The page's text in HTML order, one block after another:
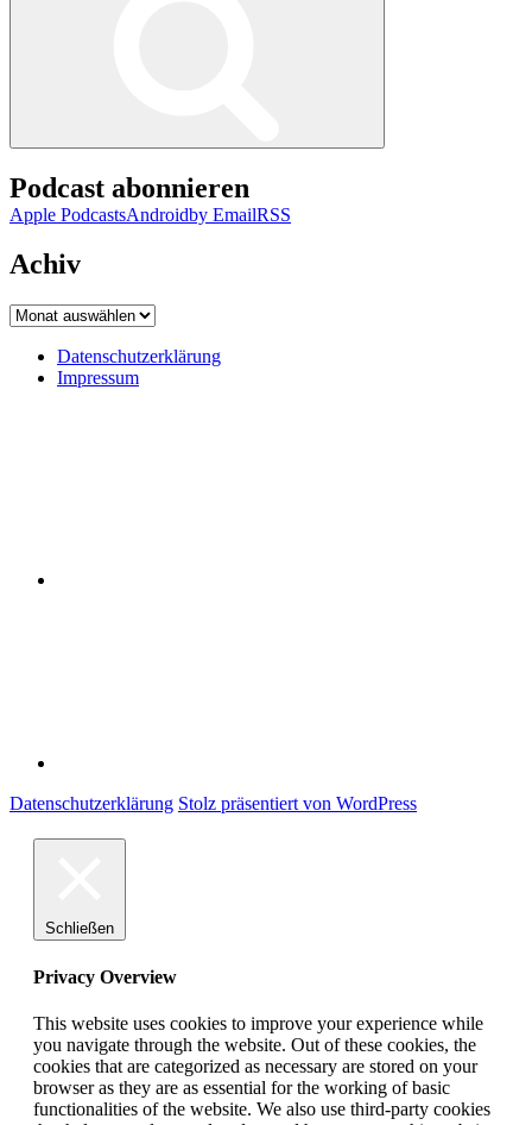
Podcast abonnieren
Apple PodcastsAndroidby EmailRSS
Achiv
Achiv
Datenschutzerklärung
Impressum
Datenschutzerklärung Stolz präsentiert von WordPress
Schließen
Privacy Overview
This website uses cookies to improve your experience while
you navigate through the website. Out of these cookies, the
cookies that are categorized as necessary are stored on your
browser as they are as essential for the working of basic
functionalities of the website. We also use third-party cookies